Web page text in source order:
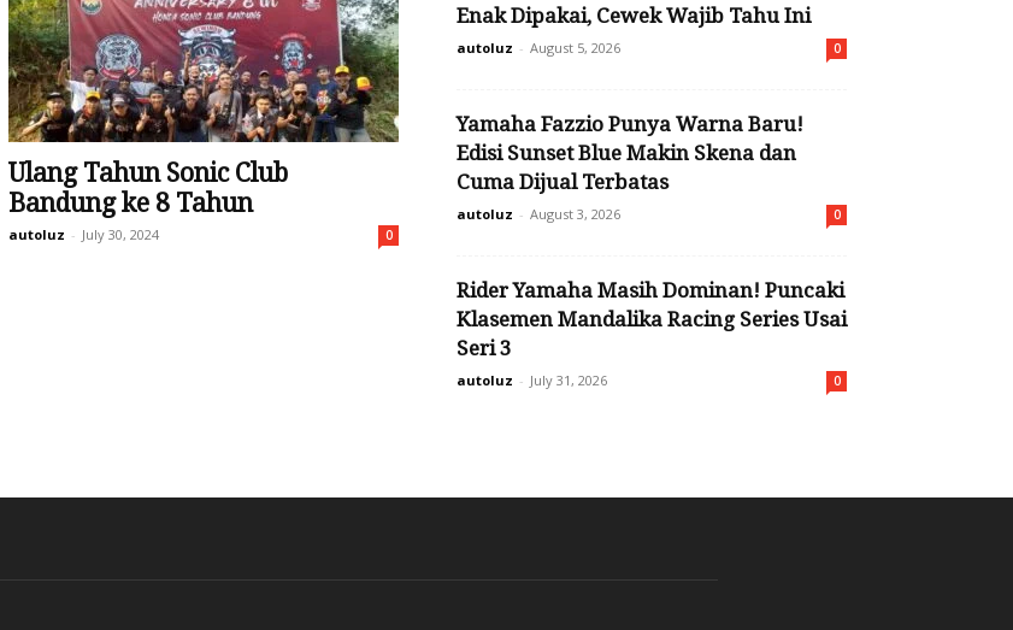
Ulang Tahun Sonic Club
Bandung ke 8 Tahun
autoluz - July 30, 2024 0
Enak Dipakai, Cewek Wajib Tahu Ini
autoluz - August 5, 2026 0
Yamaha Fazzio Punya Warna Baru!
Edisi Sunset Blue Makin Skena dan
Cuma Dijual Terbatas
autoluz - August 3, 2026 0
Rider Yamaha Masih Dominan! Puncaki
Klasemen Mandalika Racing Series Usai
Seri 3
autoluz - July 31, 2026 0